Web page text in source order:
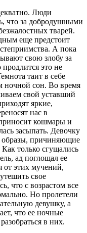
Люди
что за добродушными
тварей.
еще предстоит
А пока
свою злобу за
это не
таит в себе
ночной сон. Во время
свой уставший
яркие,
нас в
кошмары и
засыпать. Девочку
образы, причиняющие
только сгущались
ад поглощал ее
от этих мучений,
свое
что с возрастом все
Но пролетели
девушку, а
что ее ночные
в них.